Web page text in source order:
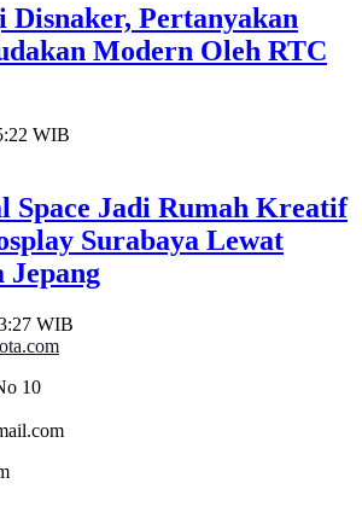
Disnaker, Pertanyakan
Modern Oleh RTC
WIB
Space Jadi Rumah Kreatif
Surabaya Lewat
Jepang
WIB
10